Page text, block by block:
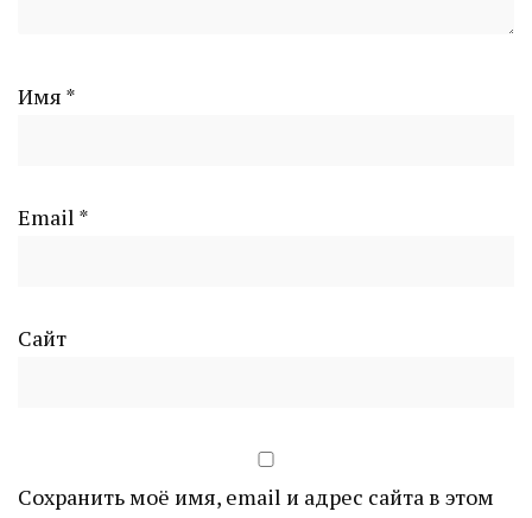
Имя *
Email *
Сайт
Сохранить моё имя, email и адрес сайта в этом